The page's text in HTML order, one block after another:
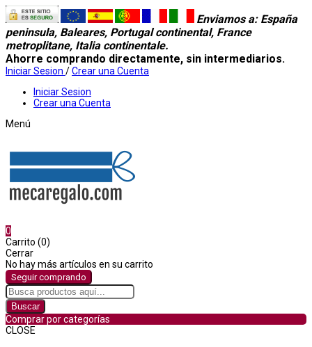
Enviamos a: España
peninsula, Baleares, Portugal continental, France
metroplitane, Italia continentale.
Ahorre comprando directamente, sin intermediarios.
Iniciar Sesion /Crear una Cuenta
Iniciar Sesion
Crear una Cuenta
Menú
0
Carrito (0)
Cerrar
No hay más artículos en su carrito
Seguir comprando
Buscar
Comprar por categorías
CLOSE